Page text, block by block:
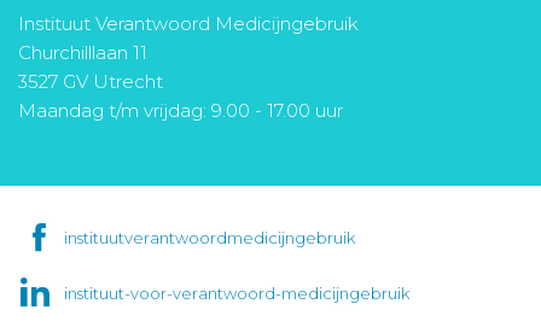
Instituut Verantwoord Medicijngebruik
Churchilllaan 11
3527 GV Utrecht
Maandag t/m vrijdag: 9.00 - 17.00 uur
instituutverantwoordmedicijngebruik
instituut-voor-verantwoord-medicijngebruik